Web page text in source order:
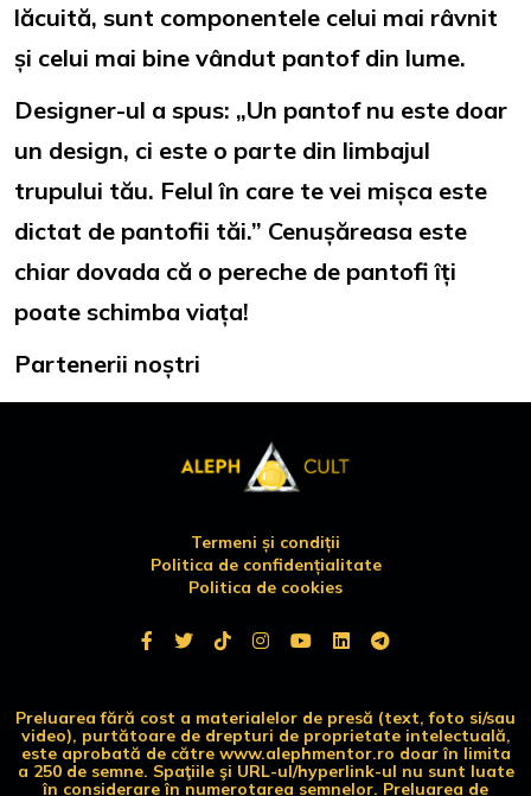
lăcuită, sunt componentele celui mai râvnit
și celui mai bine vândut pantof din lume.
Designer-ul a spus: „Un pantof nu este doar
un design, ci este o parte din limbajul
trupului tău. Felul în care te vei mișca este
dictat de pantofii tăi.” Cenușăreasa este
chiar dovada că o pereche de pantofi îți
poate schimba viața!
Partenerii noștri
Termeni și condiții
Politica de confidențialitate
Politica de cookies
Preluarea fără cost a materialelor de presă (text, foto si/sau
video), purtătoare de drepturi de proprietate intelectuală,
este aprobată de către www.alephmentor.ro doar în limita
a 250 de semne. Spaţiile şi URL-ul/hyperlink-ul nu sunt luate
în considerare în numerotarea semnelor. Preluarea de